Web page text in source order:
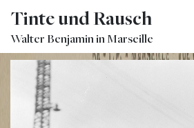
Tinte und Rausch
Walter Benjamin in Marseille
MARSEILLE